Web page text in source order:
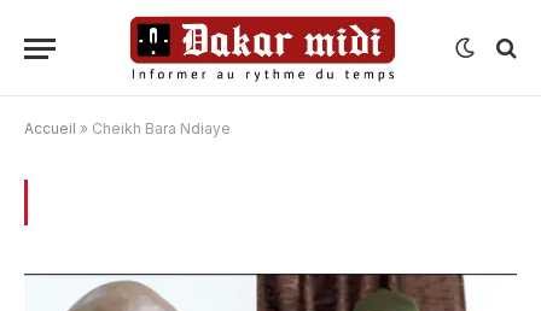
Accueil » Cheikh Bara Ndiaye